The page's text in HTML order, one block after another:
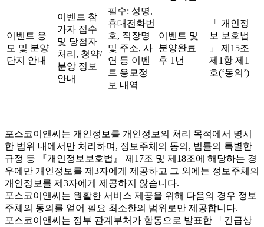
이벤트 응
모 및 분양
단지 안내
이벤트 참
가자 접수
및 당첨자
처리, 청약/
분양 정보
안내
필수: 성명,
휴대전화번
호, 직장명
및 주소, 사
연 등 이벤
트 응모정
보 내역
이벤트 및
분양완료
후 1년
「 개인정
보 보호법
」 제15조
제1항 제1
호(‘동의’)
포스코이앤씨는 개인정보를 개인정보의 처리 목적에서 명시
한 범위 내에서만 처리하며, 정보주체의 동의, 법률의 특별한
규정 등 『개인정보보호법』 제17조 및 제18조에 해당하는 경
우에만 개인정보를 제3자에게 제공하고 그 외에는 정보주체의
개인정보를 제3자에게 제공하지 않습니다.
포스코이앤씨는 원활한 서비스 제공을 위해 다음의 경우 정보
주체의 동의를 얻어 필요 최소한의 범위로만 제공합니다.
포스코이앤씨는 정부 관계부처가 합동으로 발표한 「긴급상